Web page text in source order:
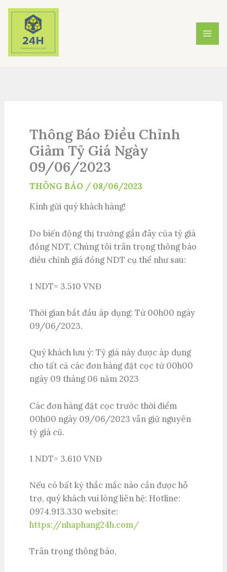
Nhảy
Thông Báo Điều Chỉnh
Giảm Tỷ Giá Ngày
09/06/2023
THÔNG BÁO / 08/06/2023
Kính gửi quý khách hàng!
Do biến động thị trường gần đây của tỷ giá
đồng NDT, Chúng tôi trân trọng thông báo
điều chỉnh giá đồng NDT cụ thể như sau:
1 NDT= 3.510 VNĐ
Thời gian bắt đầu áp dụng: Từ 00h00 ngày
09/06/2023.
Quý khách lưu ý: Tỷ giá này được áp dụng
cho tất cả các đơn hàng đặt cọc từ 00h00
ngày 09 tháng 06 năm 2023
Các đơn hàng đặt cọc trước thời điểm
00h00 ngày 09/06/2023 vẫn giữ nguyên
tỷ giá cũ.
1 NDT= 3.610 VNĐ
Nếu có bất kỳ thắc mắc nào cần được hỗ
trợ, quý khách vui lòng liên hệ: Hotline:
0974.913.330 website:
https://nhaphang24h.com/
Trân trọng thông báo,